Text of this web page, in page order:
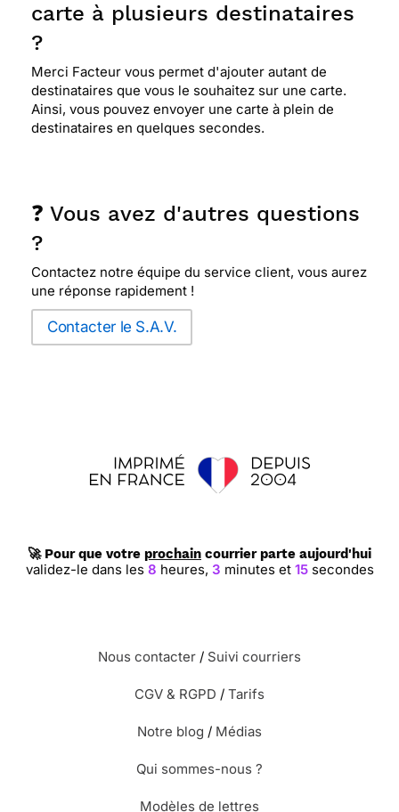
carte à plusieurs destinataires
?
Merci Facteur vous permet d'ajouter autant de
destinataires que vous le souhaitez sur une carte.
Ainsi, vous pouvez envoyer une carte à plein de
destinataires en quelques secondes.
❓ Vous avez d'autres questions
?
Contactez notre équipe du service client, vous aurez
une réponse rapidement !
Contacter le S.A.V.
🚀 Pour que votre prochain courrier parte aujourd'hui
validez-le dans les 8 heures, 3 minutes et 14 secondes
Nous contacter / Suivi courriers
CGV & RGPD / Tarifs
Notre blog / Médias
Qui sommes-nous ?
Modèles de lettres